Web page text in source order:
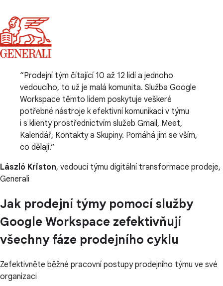
Prodejní tým čítající 10 až 12 lidí a jednoho
vedoucího, to už je malá komunita. Služba Google
Workspace těmto lidem poskytuje veškeré
potřebné nástroje k efektivní komunikaci v týmu
i s klienty prostřednictvím služeb Gmail, Meet,
Kalendář, Kontakty a Skupiny. Pomáhá jim se vším,
co dělají.
László Kriston, vedoucí týmu digitální transformace prodeje,
Generali
Jak prodejní týmy pomocí služby
Google Workspace zefektivňují
všechny fáze prodejního cyklu
Zefektivněte běžné pracovní postupy prodejního týmu ve své
organizaci